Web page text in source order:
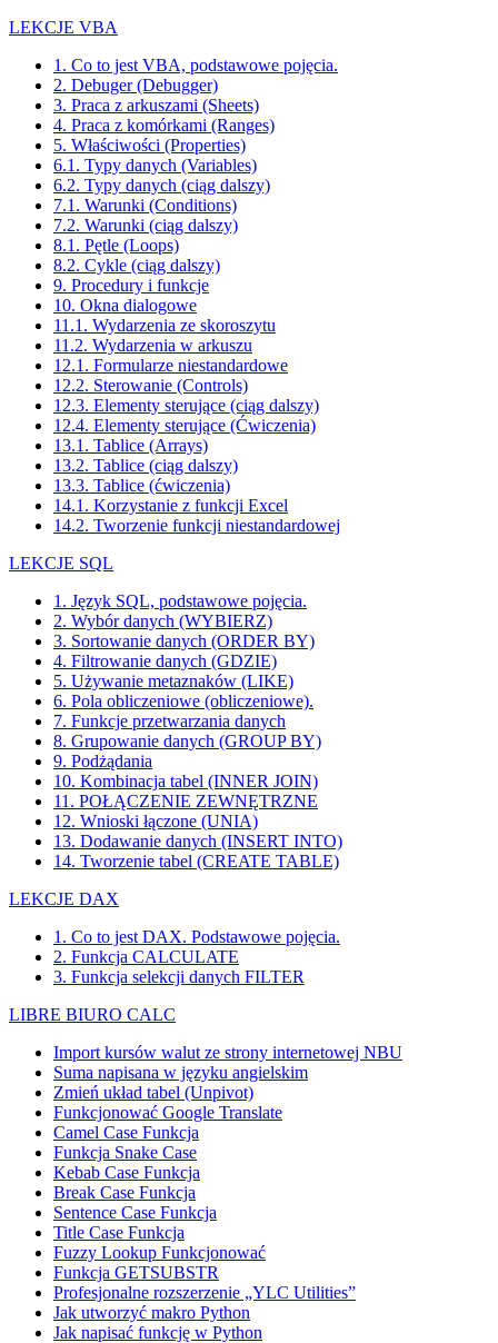
LEKCJE VBA
1. Co to jest VBA, podstawowe pojęcia.
2. Debuger (Debugger)
3. Praca z arkuszami (Sheets)
4. Praca z komórkami (Ranges)
5. Właściwości (Properties)
6.1. Typy danych (Variables)
6.2. Typy danych (ciąg dalszy)
7.1. Warunki (Conditions)
7.2. Warunki (ciąg dalszy)
8.1. Pętle (Loops)
8.2. Cykle (ciąg dalszy)
9. Procedury i funkcje
10. Okna dialogowe
11.1. Wydarzenia ze skoroszytu
11.2. Wydarzenia w arkuszu
12.1. Formularze niestandardowe
12.2. Sterowanie (Controls)
12.3. Elementy sterujące (ciąg dalszy)
12.4. Elementy sterujące (Ćwiczenia)
13.1. Tablice (Arrays)
13.2. Tablice (ciąg dalszy)
13.3. Tablice (ćwiczenia)
14.1. Korzystanie z funkcji Excel
14.2. Tworzenie funkcji niestandardowej
LEKCJE SQL
1. Język SQL, podstawowe pojęcia.
2. Wybór danych (WYBIERZ)
3. Sortowanie danych (ORDER BY)
4. Filtrowanie danych (GDZIE)
5. Używanie metaznaków (LIKE)
6. Pola obliczeniowe (obliczeniowe).
7. Funkcje przetwarzania danych
8. Grupowanie danych (GROUP BY)
9. Podżądania
10. Kombinacja tabel (INNER JOIN)
11. POŁĄCZENIE ZEWNĘTRZNE
12. Wnioski łączone (UNIA)
13. Dodawanie danych (INSERT INTO)
14. Tworzenie tabel (CREATE TABLE)
LEKCJE DAX
1. Co to jest DAX. Podstawowe pojęcia.
2. Funkcja CALCULATE
3. Funkcja selekcji danych FILTER
LIBRE BIURO CALC
Import kursów walut ze strony internetowej NBU
Suma napisana w języku angielskim
Zmień układ tabel (Unpivot)
Funkcjonować Google Translate
Camel Case Funkcja
Funkcja Snake Case
Kebab Case Funkcja
Break Case Funkcja
Sentence Case Funkcja
Title Case Funkcja
Fuzzy Lookup Funkcjonować
Funkcja GETSUBSTR
Profesjonalne rozszerzenie „YLC Utilities”
Jak utworzyć makro Python
Jak napisać funkcję w Python